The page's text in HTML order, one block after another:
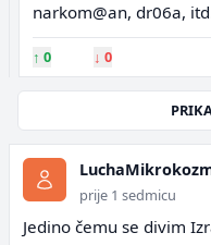
narkom@an, dr06a,
↑ 0 ↓ 0
prije 1 sedmicu
Jedino čemu se divim